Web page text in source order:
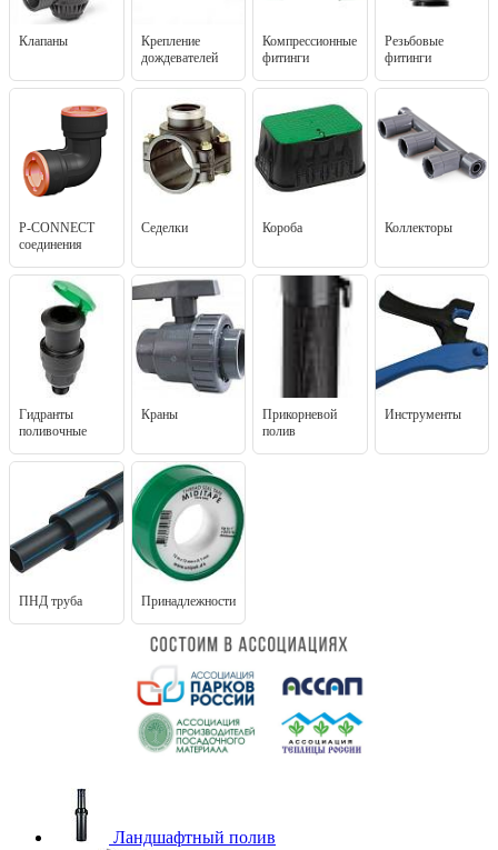
Клапаны
Крепление
дождевателей
Компрессионные
фитинги
Резьбовые
фитинги
P-CONNECT
соединения
Седелки Короба Коллекторы
Гидранты
поливочные
Краны
Прикорневой
полив
Инструменты
ПНД труба Принадлежности
Ландшафтный полив